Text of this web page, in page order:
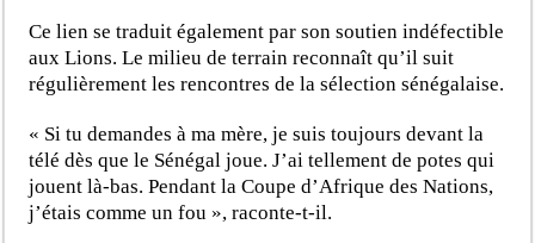
Ce lien se traduit également par son soutien indéfectible
aux Lions. Le milieu de terrain reconnaît qu’il suit
régulièrement les rencontres de la sélection sénégalaise.
« Si tu demandes à ma mère, je suis toujours devant la
télé dès que le Sénégal joue. J’ai tellement de potes qui
jouent là-bas. Pendant la Coupe d’Afrique des Nations,
j’étais comme un fou », raconte-t-il.